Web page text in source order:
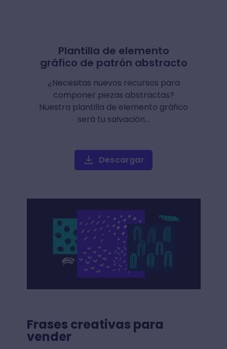
Plantilla de elemento
gráfico de patrón abstracto
¿Necesitas nuevos recursos para
componer piezas abstractas?
Nuestra plantilla de elemento gráfico
será tu salvación…
Descargar
Frases creativas para
vender